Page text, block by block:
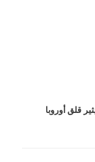
قلق أوروبا